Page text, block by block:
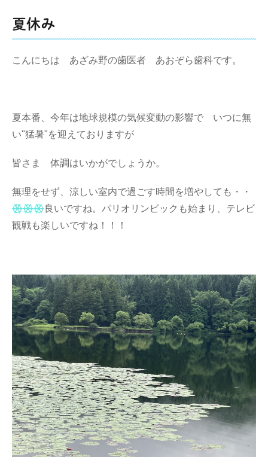
夏休み
こんにちは あざみ野の歯医者 あおぞら歯科です。
夏本番、今年は地球規模の気候変動の影響で いつに無
い"猛暑"を迎えておりますが
皆さま 体調はいかがでしょうか。
無理をせず、涼しい室内で過ごす時間を増やしても・・
良いですね。パリオリンピックも始まり、テレビ
観戦も楽しいですね！！！